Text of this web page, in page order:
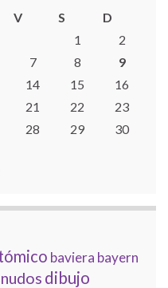
V S
D
1
2
7 8
9
14 15
16
21 22
23
28 29
30
baviera bayern
dibujo